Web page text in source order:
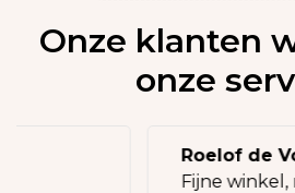
Onze klanten
onze
Roelof de
Fijne